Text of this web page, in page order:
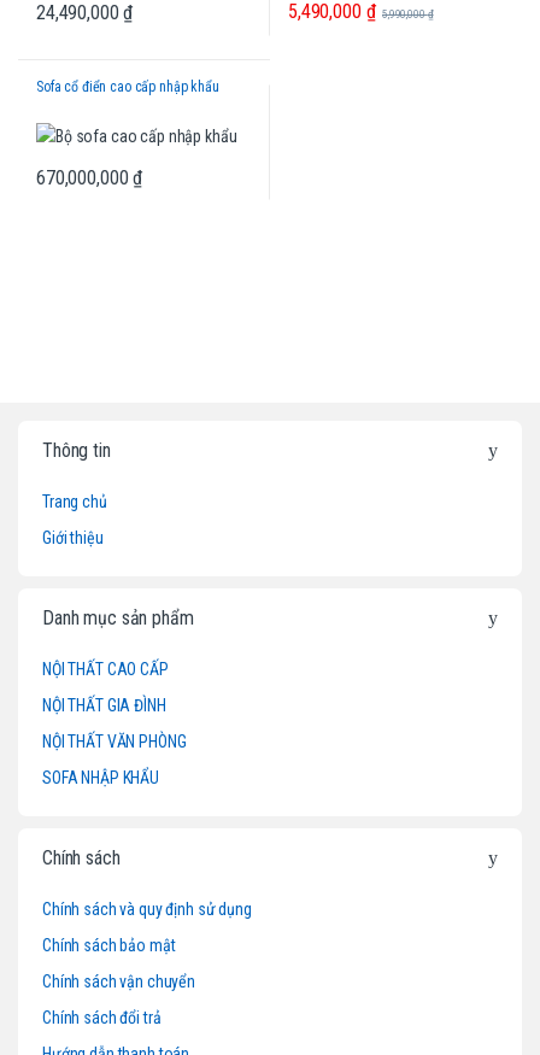
24,490,000₫ 5,490,000 ₫ 5,990,000₫
Sofa cổ điển cao cấp nhập khẩu
670,000,000₫
Thông tin
Trang chủ
Giới thiệu
Danh mục sản phẩm
NỘI THẤT CAO CẤP
NỘI THẤT GIA ĐÌNH
NỘI THẤT VĂN PHÒNG
SOFA NHẬP KHẨU
Chính sách
Chính sách và quy định sử dụng
Chính sách bảo mật
Chính sách vận chuyển
Chính sách đổi trả